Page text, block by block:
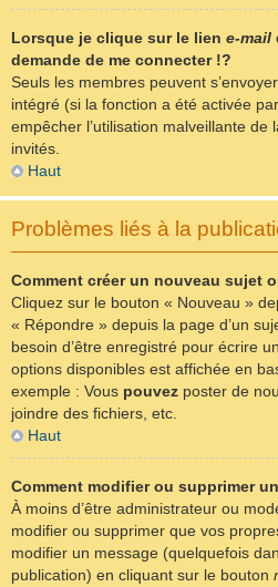
Lorsque je clique sur le lien e-mail
demande de me connecter !?
Seuls les membres peuvent
intégré (si la fonction a été activée
empêcher l’utilisation malveillante de
invités.
Haut
Problèmes liés à la
Comment créer un nouveau sujet
Cliquez sur le bouton « Nouveau »
« Répondre » depuis la page d’un
besoin d’être enregistré pour écrire
options disponibles est affichée en
exemple : Vous pouvez poster de
joindre des fichiers, etc.
Haut
Comment modifier ou supprimer
À moins d’être administrateur ou
modifier ou supprimer que vos
modifier un message (quelquefois
publication) en cliquant sur le bouton